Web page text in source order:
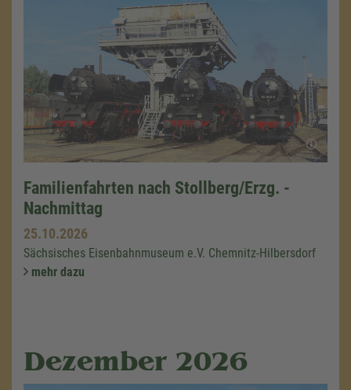
Familienfahrten nach Stollberg/Erzg. -
Nachmittag
25.10.2026
Sächsisches Eisenbahnmuseum e.V. Chemnitz-Hilbersdorf
mehr dazu
Dezember 2026